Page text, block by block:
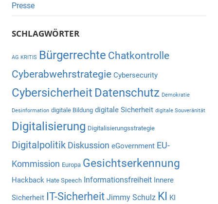
Presse
SCHLAGWÖRTER
AG KRITIS Bürgerrechte Chatkontrolle
Cyberabwehrstrategie Cybersecurity
Cybersicherheit Datenschutz Demokratie
Desinformation digitale Bildung digitale Sicherheit digitale Souveränität
Digitalisierung Digitalisierungsstrategie
Digitalpolitik Diskussion eGovernment EU-
Kommission Europa Gesichtserkennung
Hackback Hate Speech Informationsfreiheit Innere
Sicherheit IT-Sicherheit Jimmy Schulz KI KI